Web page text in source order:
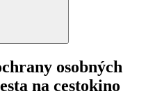
osobných
na cestokino